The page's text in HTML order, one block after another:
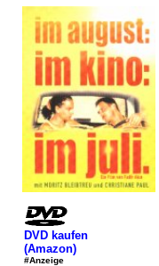
DVD kaufen
(Amazon)
#Anzeige